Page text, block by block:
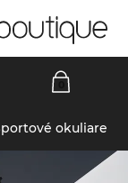
okuliare